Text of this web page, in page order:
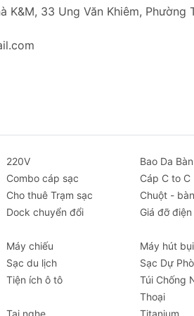
chỉnh.
minh:
Bơm lốp Baseus
ngừa hiện tượng bơm quá căng.
Hỗ trợ chiếu sáng khi bơm
Kèm theo nhiều đầu bơm khác
lốp xe đạp, xe máy
K&M, 33 Ung Văn Khiêm, Phường
220V Bao Da
Combo cáp sạc Cáp C to C
Cho thuê Trạm sạc Chuột -
Dock chuyển đổi Giá đỡ
Máy chiếu Máy hút bụi
Sạc du lịch Sạc Dự
Tiện ích ô tô
Túi Chống
Thoại
Tai nghe Titanium